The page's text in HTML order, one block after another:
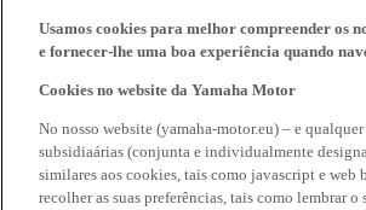
Usamos cookies para melhor compreender os
e fornecer-lhe uma boa experiência quando
Cookies no website da Yamaha Motor
No nosso website (yamaha-motor.eu) – e
subsidiaárias (conjunta e individualmente
similares aos cookies, tais como javascript e
recolher as suas preferências, tais como lembrar